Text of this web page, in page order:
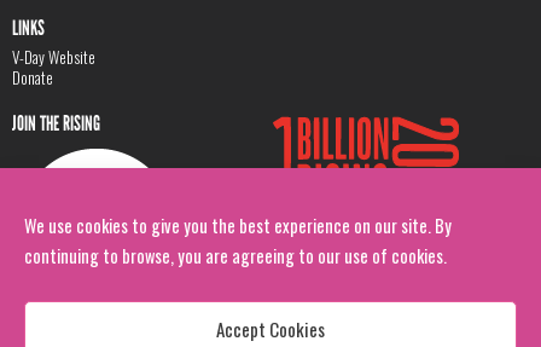
We use cookies to give you the best experience on our site. By
continuing to browse, you are agreeing to our use of cookies.
Accept Cookies
LINKS
V-Day Website
Donate
JOIN THE RISING